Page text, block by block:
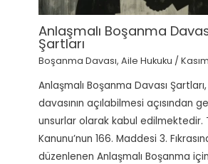
Anlaşmalı Boşanma
Şartları
Boşanma Davası,Aile Hukuku /
Anlaşmalı Boşanma Davası
davasının açılabilmesi açısından
unsurlar olarak kabul edilmektedir.
Kanunu’nun 166. Maddesi 3.
düzenlenen Anlaşmalı Boşanma